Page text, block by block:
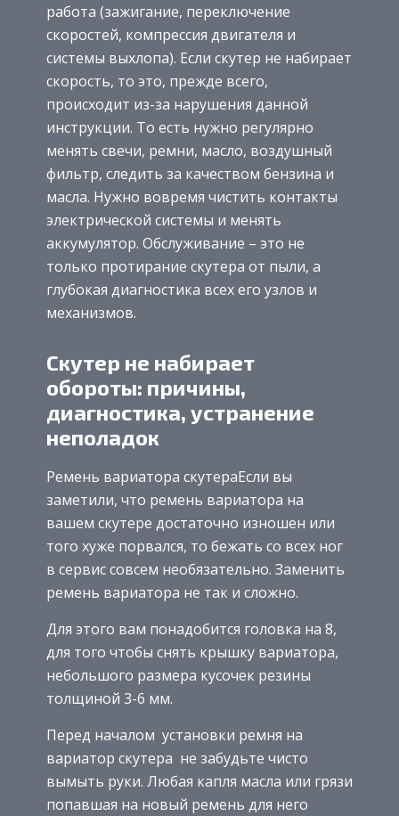
работа (зажигание, переключение
скоростей, компрессия двигателя и
системы выхлопа). Если скутер не набирает
скорость, то это, прежде всего,
происходит из-за нарушения данной
инструкции. То есть нужно регулярно
менять свечи, ремни, масло, воздушный
фильтр, следить за качеством бензина и
масла. Нужно вовремя чистить контакты
электрической системы и менять
аккумулятор. Обслуживание – это не
только протирание скутера от пыли, а
глубокая диагностика всех его узлов и
механизмов.
Скутер не набирает
обороты: причины,
диагностика, устранение
неполадок
Ремень вариатора скутераЕсли вы
заметили, что ремень вариатора на
вашем скутере достаточно изношен или
того хуже порвался, то бежать со всех ног
в сервис совсем необязательно. Заменить
ремень вариатора не так и сложно.
Для этого вам понадобится головка на 8,
для того чтобы снять крышку вариатора,
небольшого размера кусочек резины
толщиной 3-6 мм.
Перед началом установки ремня на
вариатор скутера не забудьте чисто
вымыть руки. Любая капля масла или грязи
попавшая на новый ремень для него